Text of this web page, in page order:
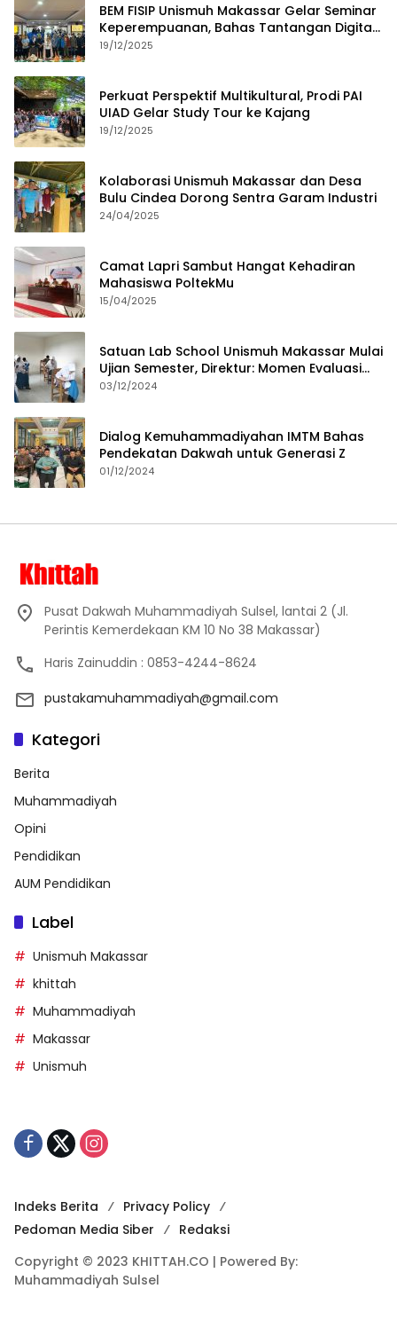
BEM FISIP Unismuh Makassar Gelar Seminar
Keperempuanan, Bahas Tantangan Digital
dan Budaya Lokal
19/12/2025
Perkuat Perspektif Multikultural, Prodi PAI
UIAD Gelar Study Tour ke Kajang
19/12/2025
Kolaborasi Unismuh Makassar dan Desa
Bulu Cindea Dorong Sentra Garam Industri
24/04/2025
Camat Lapri Sambut Hangat Kehadiran
Mahasiswa PoltekMu
15/04/2025
Satuan Lab School Unismuh Makassar Mulai
Ujian Semester, Direktur: Momen Evaluasi
Proses Pembelajaran
03/12/2024
Dialog Kemuhammadiyahan IMTM Bahas
Pendekatan Dakwah untuk Generasi Z
01/12/2024
Pusat Dakwah Muhammadiyah Sulsel, lantai 2 (Jl.
Perintis Kemerdekaan KM 10 No 38 Makassar)
Haris Zainuddin : 0853-4244-8624
pustakamuhammadiyah@gmail.com
Kategori
Berita
Muhammadiyah
Opini
Pendidikan
AUM Pendidikan
Label
Unismuh Makassar
khittah
Muhammadiyah
Makassar
Unismuh
Indeks Berita
Privacy Policy
Pedoman Media Siber
Redaksi
Copyright © 2023 KHITTAH.CO | Powered By:
Muhammadiyah Sulsel